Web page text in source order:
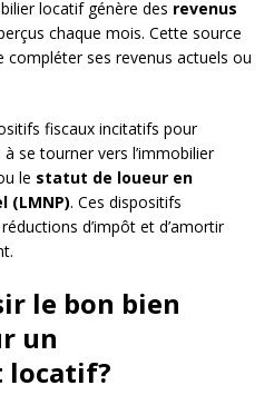
locatif génère des revenus
chaque mois. Cette source
ses revenus actuels ou
fiscaux incitatifs pour
se tourner vers l’immobilier
le statut de loueur en
(LMNP). Ces dispositifs
d’impôt et d’amortir
le bon bien
un
locatif?